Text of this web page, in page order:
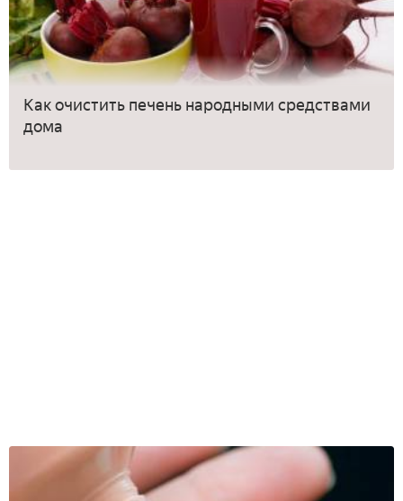
Как очистить печень народными средствами
дома